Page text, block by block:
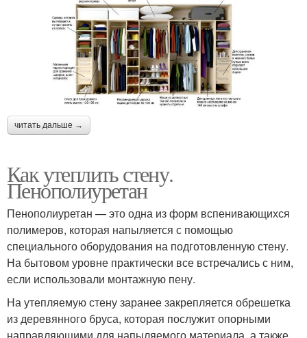
читать дальше →
Как утеплить стену.
Пенополиуретан
Пенополиуретан — это одна из форм вспенивающихся
полимеров, которая напыляется с помощью
специального оборудования на подготовленную стену.
На бытовом уровне практически все встречались с ним,
если использовали монтажную пену.
На утепляемую стену заранее закрепляется обрешетка
из деревянного бруса, которая послужит опорными